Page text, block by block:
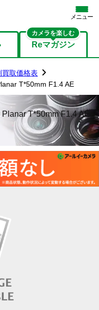
メニュー
Reマガジン
カメラを楽しむ
買取価格表
T*50mm F1.4 AE
T*50mm F1.4 AE